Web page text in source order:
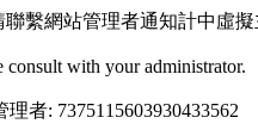
繫網站管理者通知計中虛擬
consult with your administrator.
者: 7375115603930433562